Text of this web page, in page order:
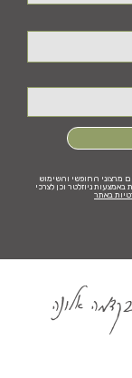
מרצוני החופשי והשימוש
ניוזלטר וכן לצרכי
באתר
אלונה